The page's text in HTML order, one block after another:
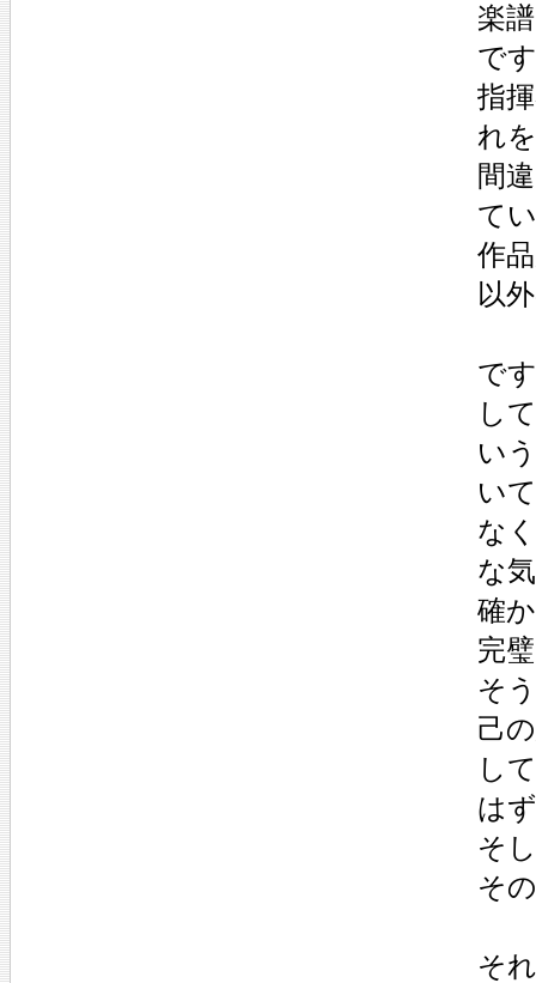
楽
で
指
れ
間
て
作
以
で
し
い
い
な
な
確
完
そ
己
し
は
そ
そ
そ